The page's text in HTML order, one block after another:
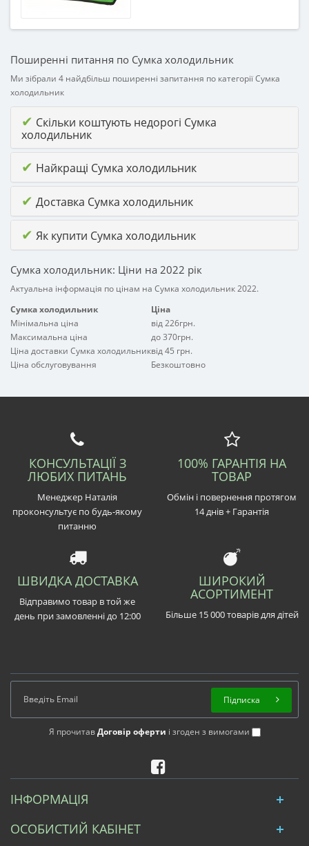
Поширенні питання по Сумка холодильник
Ми зібрали 4 найдбільш поширенні запитання по категорії Сумка
холодильник
✔ Скільки коштують недорогі Сумка
холодильник
✔ Найкращі Сумка холодильник
✔ Доставка Сумка холодильник
✔ Як купити Сумка холодильник
Сумка холодильник: Ціни на 2022 рік
Актуальна інформація по цінам на Сумка холодильник 2022.
Сумка холодильник
Ціна
Мінімальна ціна
від 226грн.
Максимальна ціна
до 370грн.
Ціна доставки Сумка холодильниквід 45 грн.
Ціна обслуговування
Безкоштовно
КОНСУЛЬТАЦІЇ З
ЛЮБИХ ПИТАНЬ
Менеджер Наталія
проконсультує по будь-якому
питанню
100% ГАРАНТІЯ НА
ТОВАР
Обмін і повернення протягом
14 днів + Гарантія
ШВИДКА ДОСТАВКА
Відправимо товар в той же
день при замовленні до 12:00
ШИРОКИЙ
АСОРТИМЕНТ
Більше 15 000 товарів для дітей
Я прочитавДоговір оферти і згоден з вимогами
Підписка
ІНФОРМАЦІЯ
ОСОБИСТИЙ КАБІНЕТ